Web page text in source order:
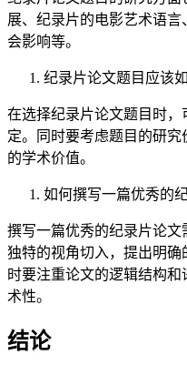
展、纪录片的电影艺术语
会影响等。
纪录片论文题目应该
在选择纪录片论文题目时
定。同时要考虑题目的研
的学术价值。
如何撰写一篇优秀的
撰写一篇优秀的纪录片论
独特的视角切入，提出明确
时要注重论文的逻辑结构
术性。
结论